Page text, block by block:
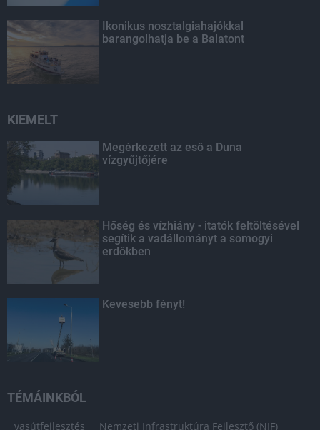
Ikonikus nosztalgiahajókkal
barangolhatja be a Balatont
KIEMELT
Megérkezett az eső a Duna
vízgyűjtőjére
Hőség és vízhiány - itatók feltöltésével
segítik a vadállományt a somogyi
erdőkben
Kevesebb fényt!
TÉMÁINKBÓL
vasútfejlesztés Nemzeti Infrastruktúra Fejlesztő (NIF)